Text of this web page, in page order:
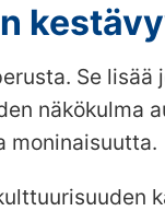
Se lisää
näkökulma
moninaisuutta.